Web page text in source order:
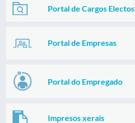
Portal de Cargos Electos
Portal de Empresas
Portal do Empregado
Impresos xerais